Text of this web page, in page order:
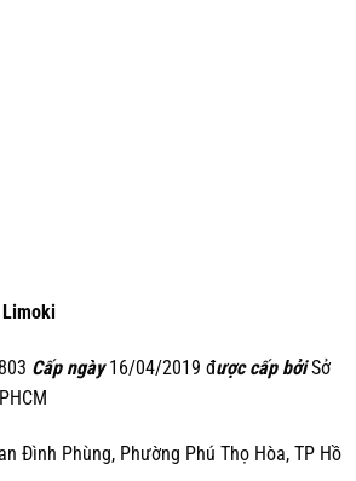
Limoki
Cấp ngày16/04/2019 được cấp bởiSở
Đình Phùng, Phường Phú Thọ Hòa, TP Hồ